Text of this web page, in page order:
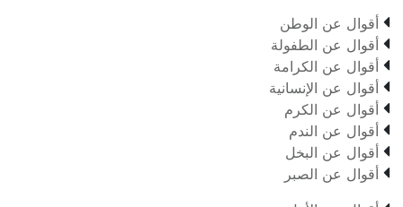
 أقوال عن الوطن
 أقوال عن الطفولة
 أقوال عن الكرامة
 أقوال عن الإنسانية
 أقوال عن الكرم
 أقوال عن الندم
 أقوال عن البخل
 أقوال عن الصبر